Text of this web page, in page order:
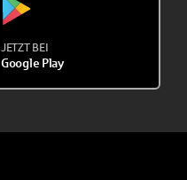
JETZT BEI
Google Play